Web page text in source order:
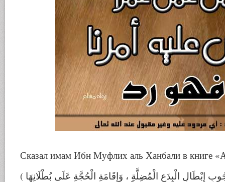
Сказал имам Ибн Муфлих аль Ханбали в книге